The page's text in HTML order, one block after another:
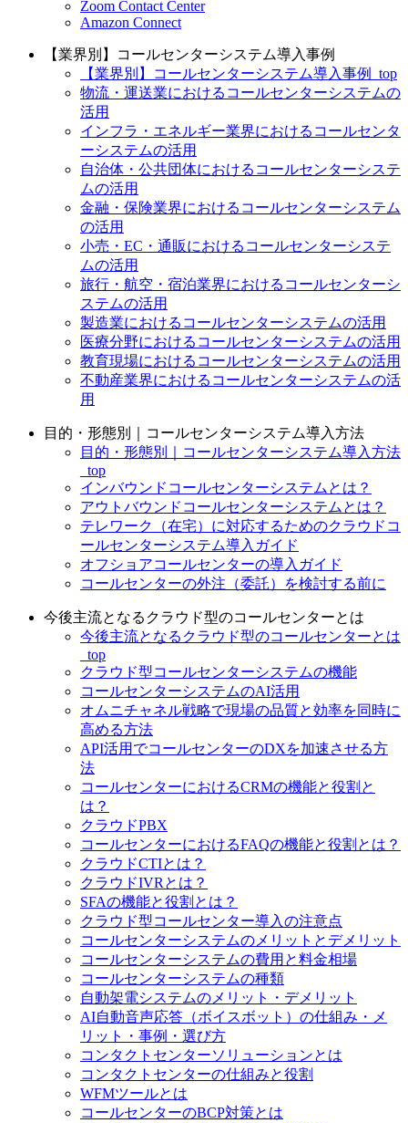
Zoom Contact Center
Amazon Connect
【業界別】コールセンターシステム導入事例
【業界別】コールセンターシステム導入事例_top
物流・運送業におけるコールセンターシステムの
活用
インフラ・エネルギー業界におけるコールセンタ
ーシステムの活用
自治体・公共団体におけるコールセンターシステ
ムの活用
金融・保険業界におけるコールセンターシステム
の活用
小売・EC・通販におけるコールセンターシステ
ムの活用
旅行・航空・宿泊業界におけるコールセンターシ
ステムの活用
製造業におけるコールセンターシステムの活用
医療分野におけるコールセンターシステムの活用
教育現場におけるコールセンターシステムの活用
不動産業界におけるコールセンターシステムの活
用
目的・形態別｜コールセンターシステム導入方法
目的・形態別｜コールセンターシステム導入方法
_top
インバウンドコールセンターシステムとは？
アウトバウンドコールセンターシステムとは？
テレワーク（在宅）に対応するためのクラウドコ
ールセンターシステム導入ガイド
オフショアコールセンターの導入ガイド
コールセンターの外注（委託）を検討する前に
今後主流となるクラウド型のコールセンターとは
今後主流となるクラウド型のコールセンターとは
_top
クラウド型コールセンターシステムの機能
コールセンターシステムのAI活用
オムニチャネル戦略で現場の品質と効率を同時に
高める方法
API活用でコールセンターのDXを加速させる方
法
コールセンターにおけるCRMの機能と役割と
は？
クラウドPBX
コールセンターにおけるFAQの機能と役割とは？
クラウドCTIとは？
クラウドIVRとは？
SFAの機能と役割とは？
クラウド型コールセンター導入の注意点
コールセンターシステムのメリットとデメリット
コールセンターシステムの費用と料金相場
コールセンターシステムの種類
自動架電システムのメリット・デメリット
AI自動音声応答（ボイスボット）の仕組み・メ
リット・事例・選び方
コンタクトセンターソリューションとは
コンタクトセンターの仕組みと役割
WFMツールとは
コールセンターのBCP対策とは